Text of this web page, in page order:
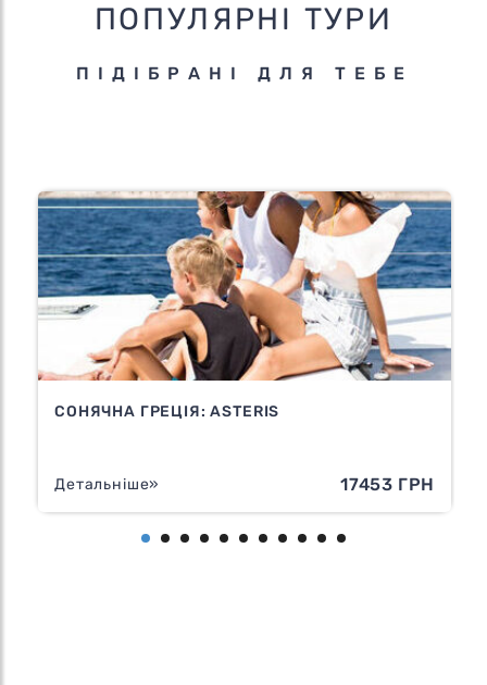
ПОПУЛЯРНІ ТУРИ
ПІДІБРАНІ ДЛЯ ТЕБЕ
СОНЯЧНА ГРЕЦІЯ: ASTERIS
Детальніше» 17453 ГРН